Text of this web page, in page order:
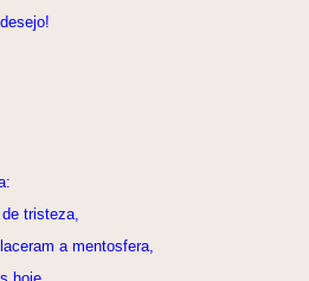
tristeza,
a mentosfera,